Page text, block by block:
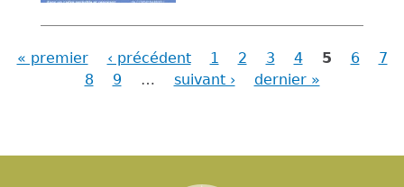
Pages
« premier ‹ précédent 1 2 3 4 5 6
7
8
9 … suivant › dernier »